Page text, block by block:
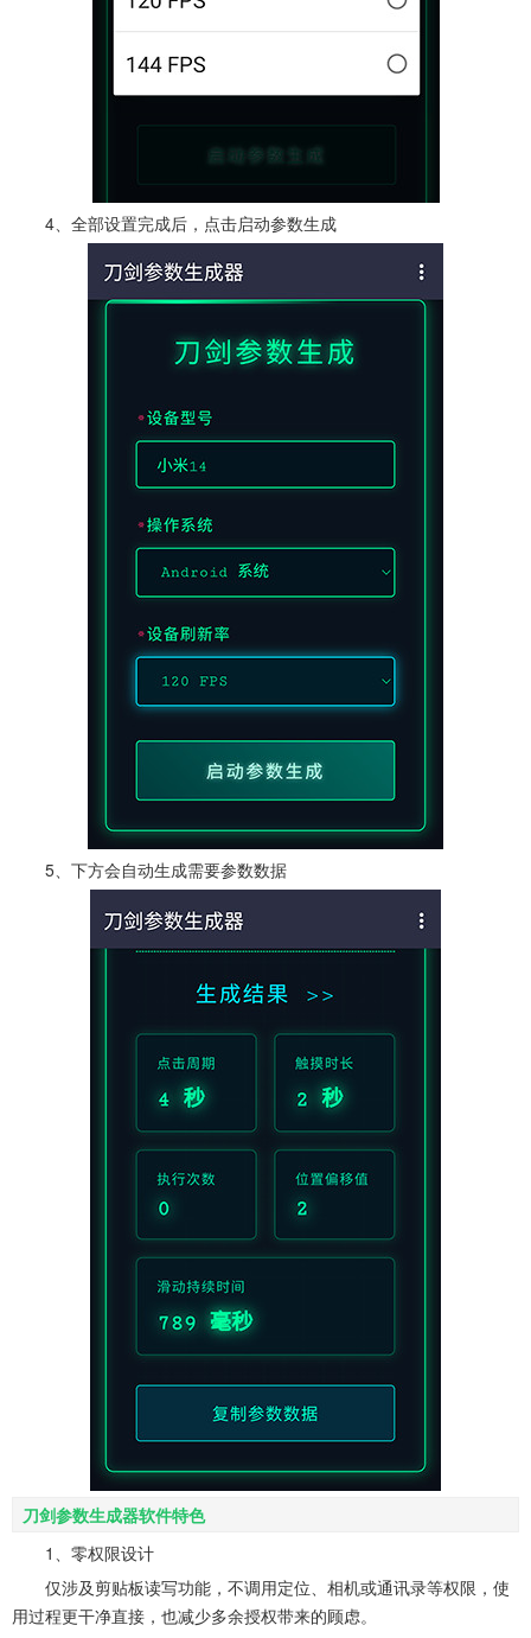
4、全部设置完成后，点击启动参数生成
5、下方会自动生成需要参数数据
刀剑参数生成器软件特色
1、零权限设计
仅涉及剪贴板读写功能，不调用定位、相机或通讯录等权限，使
用过程更干净直接，也减少多余授权带来的顾虑。